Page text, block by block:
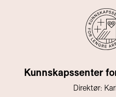
Kunnskapssenter
Direktør: